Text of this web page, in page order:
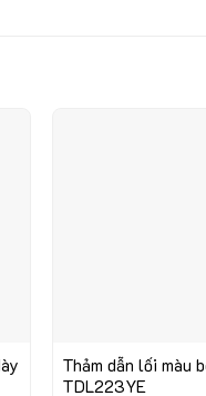
Thảm dẫn lối màu
TDL223YE